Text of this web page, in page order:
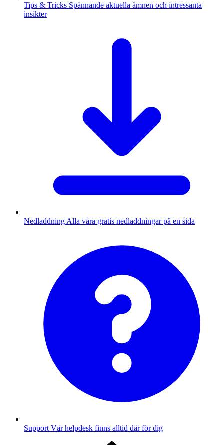
Tips & Tricks Spännande aktuella ämnen och intressanta
insikter
Nedladdning Alla våra gratis nedladdningar på en sida
Support Vår helpdesk finns alltid där för dig